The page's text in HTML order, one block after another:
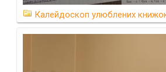
Калейдоскоп улюблених